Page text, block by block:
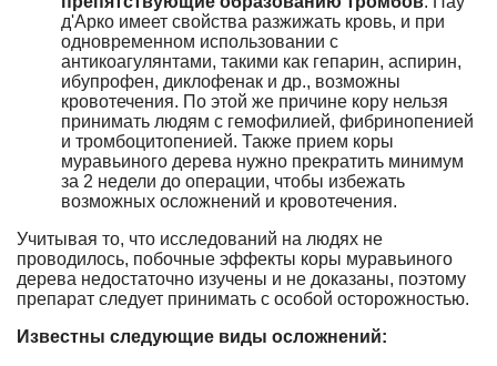
д'Арко имеет свойства разжижать кровь, и при
одновременном использовании с
антикоагулянтами, такими как гепарин, аспирин,
ибупрофен, диклофенак и др., возможны
кровотечения. По этой же причине кору нельзя
принимать людям с гемофилией, фибринопенией
и тромбоцитопенией. Также прием коры
муравьиного дерева нужно прекратить минимум
за 2 недели до операции, чтобы избежать
возможных осложнений и кровотечения.
Учитывая то, что исследований на людях не
проводилось, побочные эффекты коры муравьиного
дерева недостаточно изучены и не доказаны, поэтому
препарат следует принимать с особой осторожностью.
Известны следующие виды осложнений: